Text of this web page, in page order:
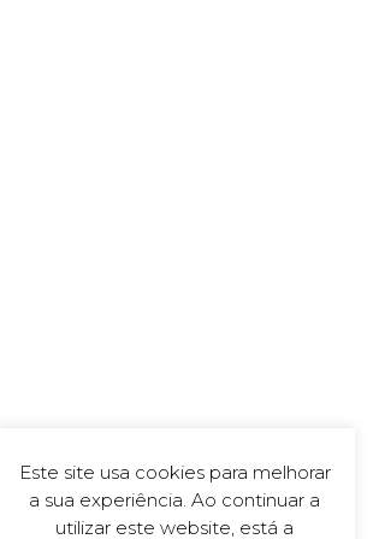
Este site usa cookies para melhorar
a sua experiência. Ao continuar a
utilizar este website, está a